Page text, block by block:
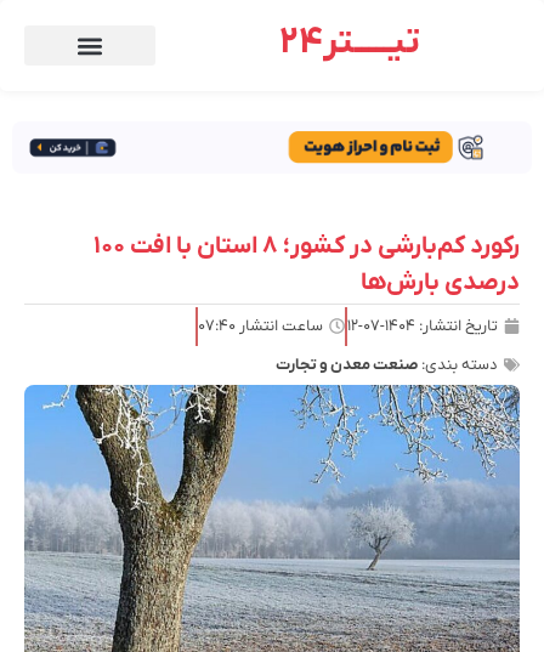
تیـــــتر24
رکورد کم‌بارشی در کشور؛ ۸ استان با افت ۱۰۰
درصدی بارش‌ها
تاریخ انتشار: ۱۴۰۴-۰۷-۱۲ ساعت انتشار ۰۷:۴۰
دسته بندی: صنعت معدن و تجارت